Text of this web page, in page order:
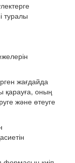
туралы
жағдайда
қарауға, оның
және өтеуге